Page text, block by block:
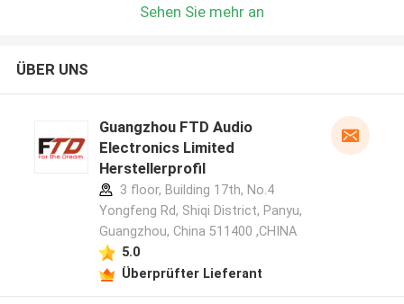
Sehen Sie mehr an
ÜBER UNS
Guangzhou FTD Audio
Electronics Limited
Herstellerprofil
3 floor, Building 17th, No.4
Yongfeng Rd, Shiqi District, Panyu,
Guangzhou, China 511400 ,CHINA
5.0
Überprüfter Lieferant